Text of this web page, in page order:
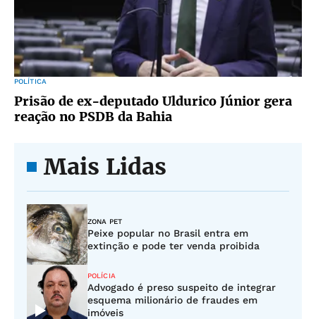
POLÍTICA
Prisão de ex-deputado Uldurico Júnior gera
reação no PSDB da Bahia
Mais Lidas
ZONA PET
Peixe popular no Brasil entra em
extinção e pode ter venda proibida
POLÍCIA
Advogado é preso suspeito de integrar
esquema milionário de fraudes em
imóveis